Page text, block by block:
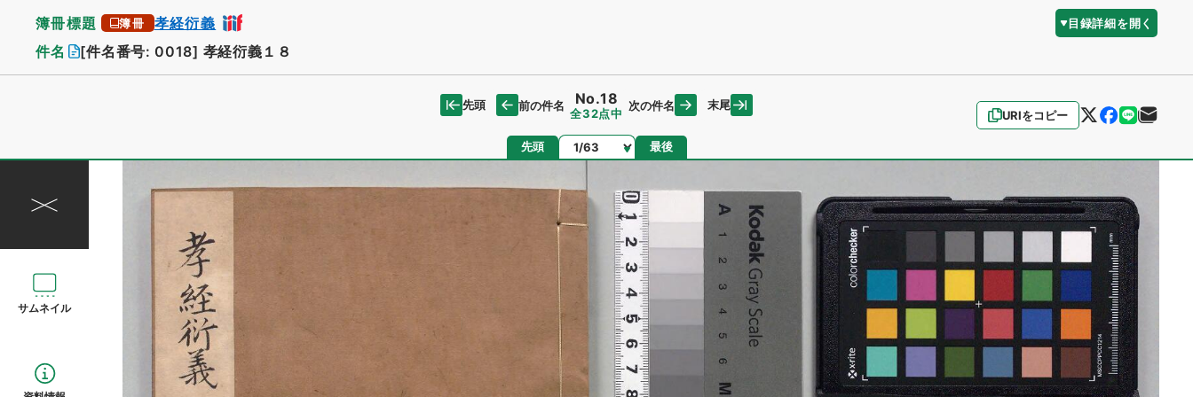
簿冊標題 簿冊 孝経衍義 目録詳細を開く
件名 [件名番号: 0018] 孝経衍義１８
URIをコピー
先頭 前の件名 No.18
全32点中
次の件名 末尾
先頭 ページ 最後
サムネイル